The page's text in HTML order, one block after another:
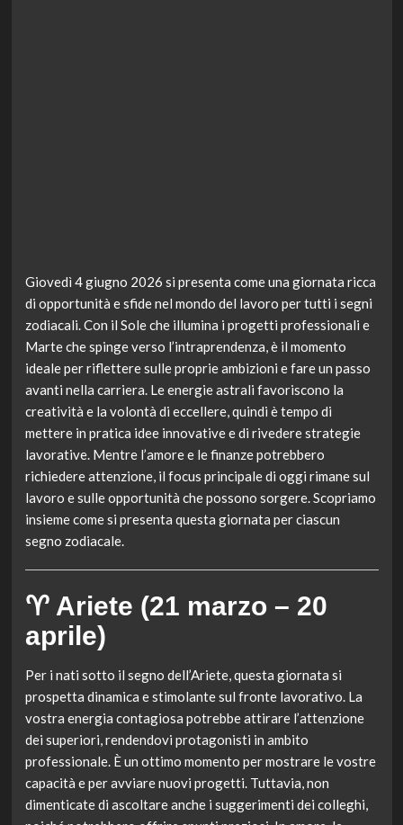
Giovedì 4 giugno 2026 si presenta come una giornata ricca
di opportunità e sfide nel mondo del lavoro per tutti i segni
zodiacali. Con il Sole che illumina i progetti professionali e
Marte che spinge verso l’intraprendenza, è il momento
ideale per riflettere sulle proprie ambizioni e fare un passo
avanti nella carriera. Le energie astrali favoriscono la
creatività e la volontà di eccellere, quindi è tempo di
mettere in pratica idee innovative e di rivedere strategie
lavorative. Mentre l’amore e le finanze potrebbero
richiedere attenzione, il focus principale di oggi rimane sul
lavoro e sulle opportunità che possono sorgere. Scopriamo
insieme come si presenta questa giornata per ciascun
segno zodiacale.
♈ Ariete (21 marzo – 20
aprile)
Per i nati sotto il segno dell’Ariete, questa giornata si
prospetta dinamica e stimolante sul fronte lavorativo. La
vostra energia contagiosa potrebbe attirare l’attenzione
dei superiori, rendendovi protagonisti in ambito
professionale. È un ottimo momento per mostrare le vostre
capacità e per avviare nuovi progetti. Tuttavia, non
dimenticate di ascoltare anche i suggerimenti dei colleghi,